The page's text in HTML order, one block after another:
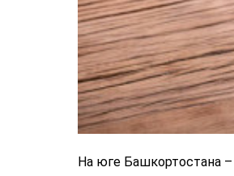
На юге Башкортостана